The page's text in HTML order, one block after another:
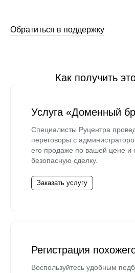
Обратиться в поддержку
Как получить
Услуга «Доменный
Специалисты Руцентра
переговоры с
его продаже по вашей цене и
безопасную сделку.
Заказать услугу
Регистрация
Воспользуйтесь удобным